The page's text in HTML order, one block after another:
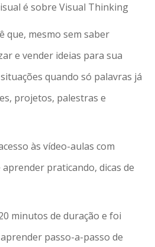
é sobre Visual Thinking
que, mesmo sem saber
e vender ideias para sua
quando só palavras já
projetos, palestras e
às vídeo-aulas com
praticando, dicas de
minutos de duração e foi
passo-a-passo de